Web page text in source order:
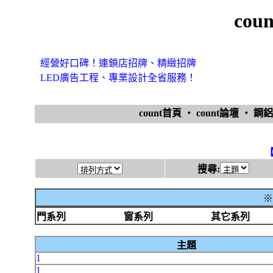
經營好口碑！連鎖店招牌、精緻招牌
LED廣告工程、專業設計全省服務！
count首頁 ‧ count論壇 ‧ 鋼
搜尋:
※
門系列
窗系列 其它系列
主題
1
1